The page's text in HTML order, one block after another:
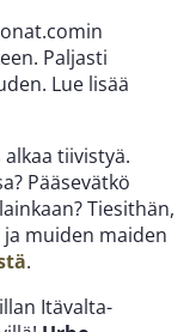
Paljasti
Lue lisää
tiivistyä.
Pääsevätkö
Tiesithän,
muiden maiden
.
Itävalta-